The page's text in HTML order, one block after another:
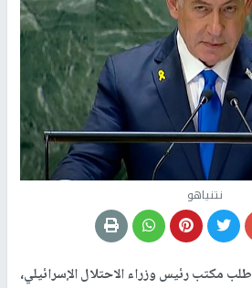
نتنياهو
طلب مكتب رئيس وزراء الاحتلال الإسرائيلي،